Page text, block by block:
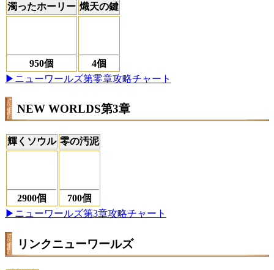
濁ったホーリー 熾天の鍵
950個
4個
▶ニューワールズ第零章攻略チャート
NEW WORLDS第3章
輝くソウル 零の汚泥
2900個
700個
▶ニューワールズ第3章攻略チャート
リンクニューワールズ